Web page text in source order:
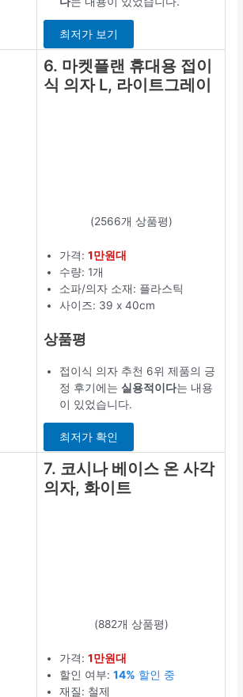
최저가 보기
6. 마켓플랜 휴대용 접이
식 의자 L, 라이트그레이
(2566개 상품평)
가격:1만원대
수량: 1개
소파/의자 소재: 플라스틱
사이즈: 39 x 40cm
상품평
접이식 의자 추천 6위 제품의 긍
정 후기에는 실용적이다는 내용
이 있었습니다.
최저가 확인
7. 코시나 베이스 온 사각
의자, 화이트
(882개 상품평)
가격:1만원대
할인 여부:14% 할인 중
재질: 철제